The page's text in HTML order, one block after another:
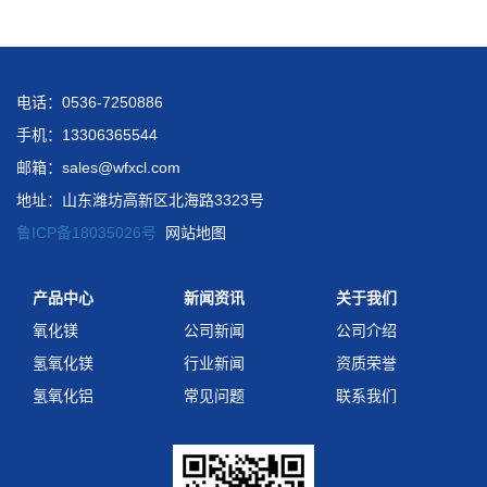
电话：0536-7250886
手机：13306365544
邮箱：sales@wfxcl.com
地址：山东潍坊高新区北海路3323号
鲁ICP备18035026号
网站地图
产品中心
氧化镁
氢氧化镁
氢氧化铝
新闻资讯
公司新闻
行业新闻
常见问题
关于我们
公司介绍
资质荣誉
联系我们